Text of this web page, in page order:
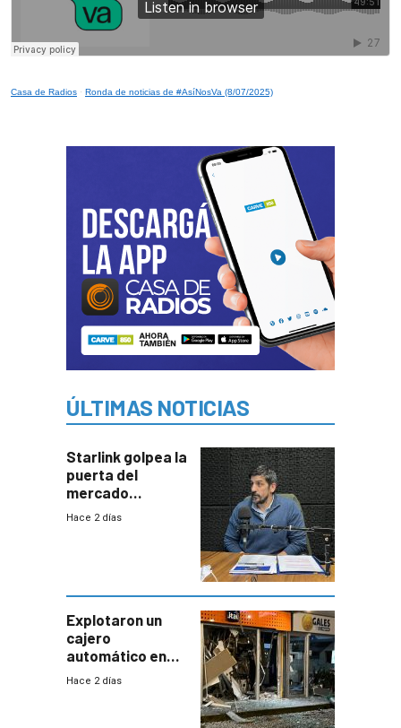
Casa de Radios · Ronda de noticias de #AsíNosVa (8/07/2025)
ÚLTIMAS NOTICIAS
Starlink golpea la
puerta del
mercado
uruguayo y Antel
con mayor
miedo”
Hace 2 días
Explotaron un
cajero
automático en
Parque Miramar;
Hace 2 días